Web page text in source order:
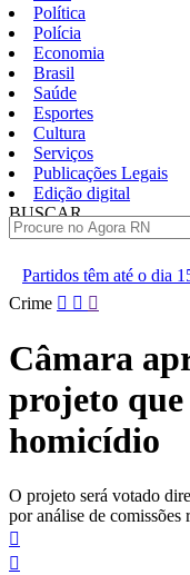
Política
Polícia
Economia
Brasil
Saúde
Esportes
Cultura
Serviços
Publicações Legais
Edição digital
BUSCAR
15 para registrarem
Pular
conteúdo
Crime
Câmara
projeto
homicídio
O projeto será votado
por análise de comissões